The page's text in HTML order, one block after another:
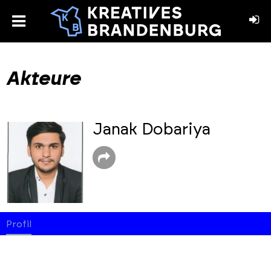
toggle
Akteure
Janak Dobariya
Profil